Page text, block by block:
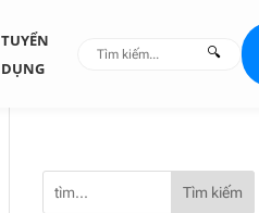
TUYỂN
DỤNG
🔍
Tìm kiếm